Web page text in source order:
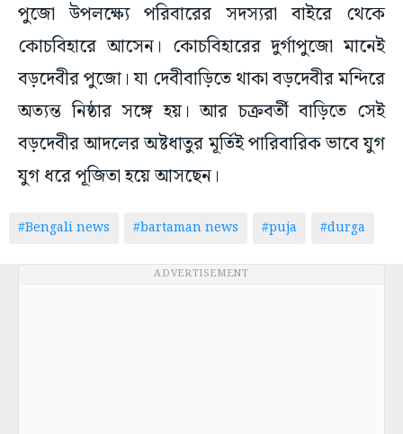
পুজো উপলক্ষ্যে পরিবারের সদস্যরা বাইরে থেকে
কোচবিহারে আসেন। কোচবিহারের দুর্গাপুজো মানেই
বড়দেবীর পুজো। যা দেবীবাড়িতে থাকা বড়দেবীর মন্দিরে
অত্যন্ত নিষ্ঠার সঙ্গে হয়। আর চক্রবর্তী বাড়িতে সেই
বড়দেবীর আদলের অষ্টধাতুর মূর্তিই পারিবারিক ভাবে যুগ
যুগ ধরে পূজিতা হয়ে আসছেন।
#Bengali news #bartaman news #puja #durga
ADVERTISEMENT